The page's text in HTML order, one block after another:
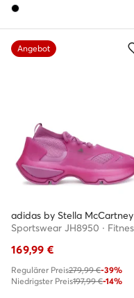
Angebot
adidas by Stella McCartney
169,99 €
Regulärer Preis279,99 €-39%
Niedrigster Preis197,99 €-14%